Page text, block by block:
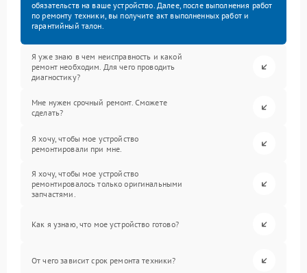
обязательств на ваше устройство. Далее, после выполнения работ
по ремонту техники, вы получите акт выполненных работ и
гарантийный талон.
Я уже знаю в чем неисправность и какой
ремонт необходим. Для чего проводить
диагностику?
Мне нужен срочный ремонт. Сможете
сделать?
Я хочу, чтобы мое устройство
ремонтировали при мне.
Я хочу, чтобы мое устройство
ремонтировалось только оригинальными
запчастями.
Как я узнаю, что мое устройство готово?
От чего зависит срок ремонта техники?